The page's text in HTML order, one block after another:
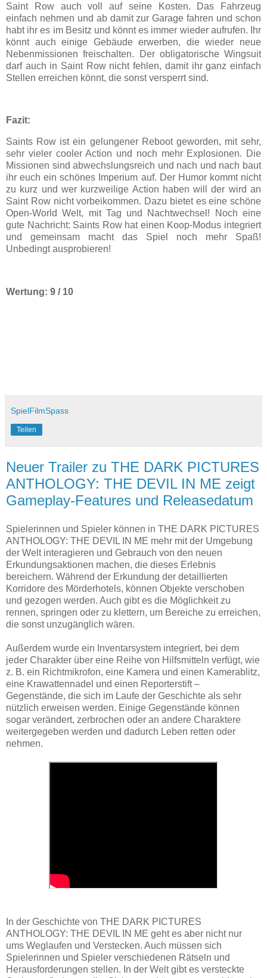
Saint Row auch voll auf seine Kosten. Das Fahrzeug
einfach nehmen und ab damit zur Garage fahren und schon
habt ihr es im Besitz und könnt es immer wieder aufrufen. Ihr
könnt auch einige Gebäude erwerben, die wieder neue
Nebenmissionen freischalten. Der obligatorische Wingsuit
darf auch in Saint Row nicht fehlen, damit ihr ganz einfach
Stellen erreichen könnt, die sonst versperrt sind.
Fazit:
Saints Row ist ein gelungener Reboot geworden, mit sehr,
sehr vieler cooler Action und noch mehr Explosionen. Die
Missionen sind abwechslungsreich und nach und nach baut
ihr euch ein schönes Imperium auf. Der Humor kommt nicht
zu kurz und wer kurzweilige Action haben will der wird an
Saint Row nicht vorbeikommen. Dazu bietet es eine schöne
Open-World Welt, mit Tag und Nachtwechsel! Noch eine
gute Nachricht: Saints Row hat einen Koop-Modus integriert
und gemeinsam macht das Spiel noch mehr Spaß!
Unbedingt ausprobieren!
Wertung: 9 / 10
SpielFilmSpass
Teilen
Neuer Trailer zu THE DARK PICTURES
ANTHOLOGY: THE DEVIL IN ME zeigt
Gameplay-Features und Releasedatum
Spielerinnen und Spieler können in THE DARK PICTURES
ANTHOLOGY: THE DEVIL IN ME mehr mit der Umgebung
der Welt interagieren und Gebrauch von den neuen
Erkundungsaktionen machen, die dieses Erlebnis
bereichern. Während der Erkundung der detaillierten
Korridore des Mörderhotels, können Objekte verschoben
und gezogen werden. Auch gibt es die Möglichkeit zu
rennen, springen oder zu klettern, um Bereiche zu erreichen,
die sonst unzugänglich wären.
Außerdem wurde ein Inventarsystem integriert, bei dem
jeder Charakter über eine Reihe von Hilfsmitteln verfügt, wie
z. B. ein Richtmikrofon, eine Kamera und einen Kamerablitz,
eine Krawattennadel und einen Reporterstift –
Gegenstände, die sich im Laufe der Geschichte als sehr
nützlich erweisen werden. Einige Gegenstände können
sogar verändert, zerbrochen oder an andere Charaktere
weitergegeben werden und dadurch Leben retten oder
nehmen.
In der Geschichte von THE DARK PICTURES
ANTHOLOGY: THE DEVIL IN ME geht es aber nicht nur
ums Weglaufen und Verstecken. Auch müssen sich
Spielerinnen und Spieler verschiedenen Rätseln und
Herausforderungen stellen. In der Welt gibt es versteckte